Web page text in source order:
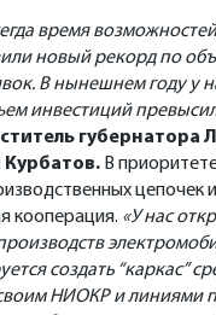
время
новый рекорд по
В нынешнем году у
инвестиций
губернатора
Курбатов. В
цепочек и
кооперация. «У нас
создать “каркас”
НИОКР и линиями